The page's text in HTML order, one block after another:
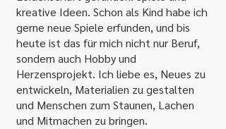
kreative Ideen. Schon als Kind habe ich
gerne neue Spiele erfunden, und bis
heute ist das für mich nicht nur Beruf,
sondern auch Hobby und
Herzensprojekt. Ich liebe es, Neues zu
entwickeln, Materialien zu gestalten
und Menschen zum Staunen, Lachen
und Mitmachen zu bringen.